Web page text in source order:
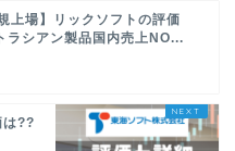
上場】リックソフトの評価
ラシアン製品国内売上NO...
は??